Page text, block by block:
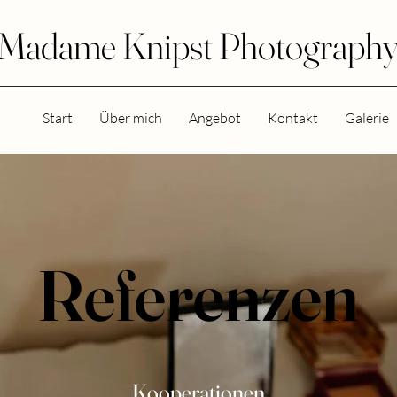
Knipst
Start Über mich Angebot Kontakt Galerie
Referenzen